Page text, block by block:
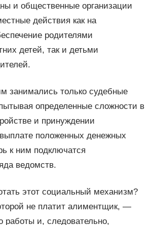
и общественные организации
действия как на
родителями
детей, так и детьми
занимались только судебные
определенные сложности в
и принуждении
положенных денежных
к ним подключатся
ведомств.
этот социальный механизм?
не платит алиментщик, —
работы и, следовательно,